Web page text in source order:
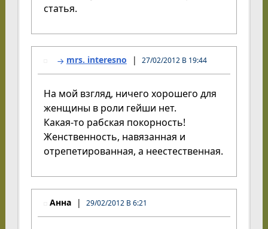
статья.
mrs. interesno 27/02/2012 В 19:44
На мой взгляд, ничего хорошего для
женщины в роли гейши нет.
Какая-то рабская покорность!
Женственность, навязанная и
отрепетированная, а неестественная.
Анна 29/02/2012 В 6:21